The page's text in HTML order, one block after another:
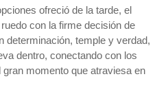
ofreció de la tarde, el
con la firme decisión de
determinación, temple y verdad,
dentro, conectando con los
momento que atraviesa en